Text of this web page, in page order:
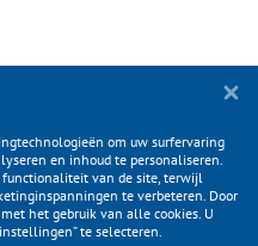
om uw surfervaring
en inhoud te personaliseren.
functionaliteit van de site, terwijl
te verbeteren. Door
het gebruik van alle cookies. U
te selecteren.